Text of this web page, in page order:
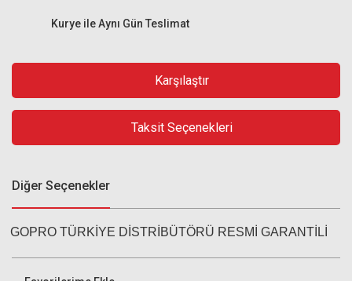
Kurye ile Aynı Gün Teslimat
Karşılaştır
Taksit Seçenekleri
Diğer Seçenekler
GOPRO TÜRKİYE DİSTRİBÜTÖRÜ RESMİ GARANTİLİ